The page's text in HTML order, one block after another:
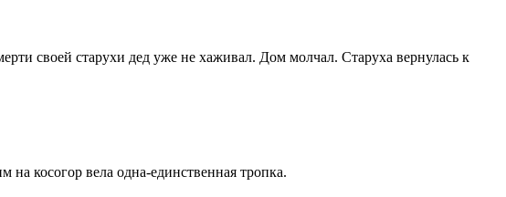
своей старухи дед уже не хаживал. Дом молчал. Старуха вернулась к
косогор вела одна-единственная тропка.